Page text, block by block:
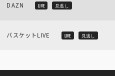
DAZN LIVE 見逃し
バスケットLIVE LIVE 見逃し